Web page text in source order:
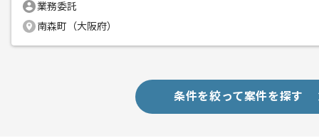
業務委託
南森町（大阪府）
条件を絞って案件を探す